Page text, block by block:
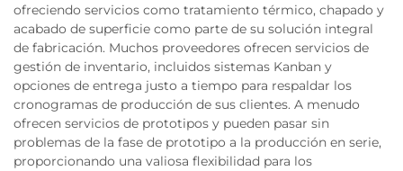
ofreciendo servicios como tratamiento térmico, chapado y
acabado de superficie como parte de su solución integral
de fabricación. Muchos proveedores ofrecen servicios de
gestión de inventario, incluidos sistemas Kanban y
opciones de entrega justo a tiempo para respaldar los
cronogramas de producción de sus clientes. A menudo
ofrecen servicios de prototipos y pueden pasar sin
problemas de la fase de prototipo a la producción en serie,
proporcionando una valiosa flexibilidad para los